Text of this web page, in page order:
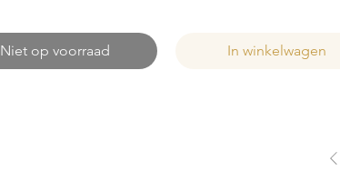
Niet op voorraad In winkelwagen